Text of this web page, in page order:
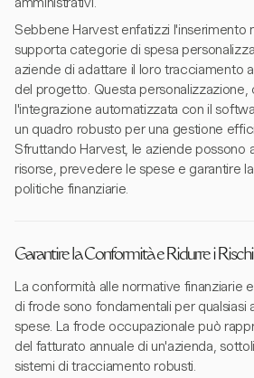
Sebbene Harvest enfatizzi l'inserimento
supporta categorie di spesa
aziende di adattare il loro tracciamento
del progetto. Questa personalizzazione,
l'integrazione automatizzata con il
un quadro robusto per una gestione
Sfruttando Harvest, le aziende possono
risorse, prevedere le spese e garantire
politiche finanziarie.
Garantire la Conformità e Ridurre i
La conformità alle normative finanziarie
di frode sono fondamentali per qualsiasi
spese. La frode occupazionale può
del fatturato annuale di un'azienda,
sistemi di tracciamento robusti.